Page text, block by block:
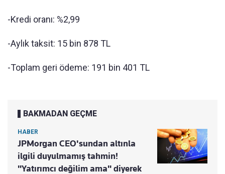
-Kredi oranı: %2,99
-Aylık taksit: 15 bin 878 TL
-Toplam geri ödeme: 191 bin 401 TL
BAKMADAN GEÇME
HABER
JPMorgan CEO'sundan altınla
ilgili duyulmamış tahmin!
"Yatırımcı değilim ama" diyerek